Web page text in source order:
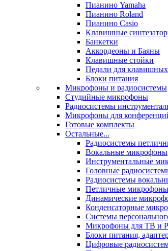
Пианино Yamaha
Пианино Roland
Пианино Casio
Клавишные
Банкетки
Аккордеоны и Баяны
Клавишные стойки
Педали для
Блоки питания
Микрофоны и радиосистемы
Студийные микрофоны
Радиосистемы
Микрофоны для
Готовые комплекты
Остальные...
Радиосистемы
Вокальные микрофоны
Инструментальные
Головные
Радиосистемы
Петличные микрофоны
Динамические
Конденсаторные
Системы
Микрофоны для ТВ и
Блоки питания,
Цифровые